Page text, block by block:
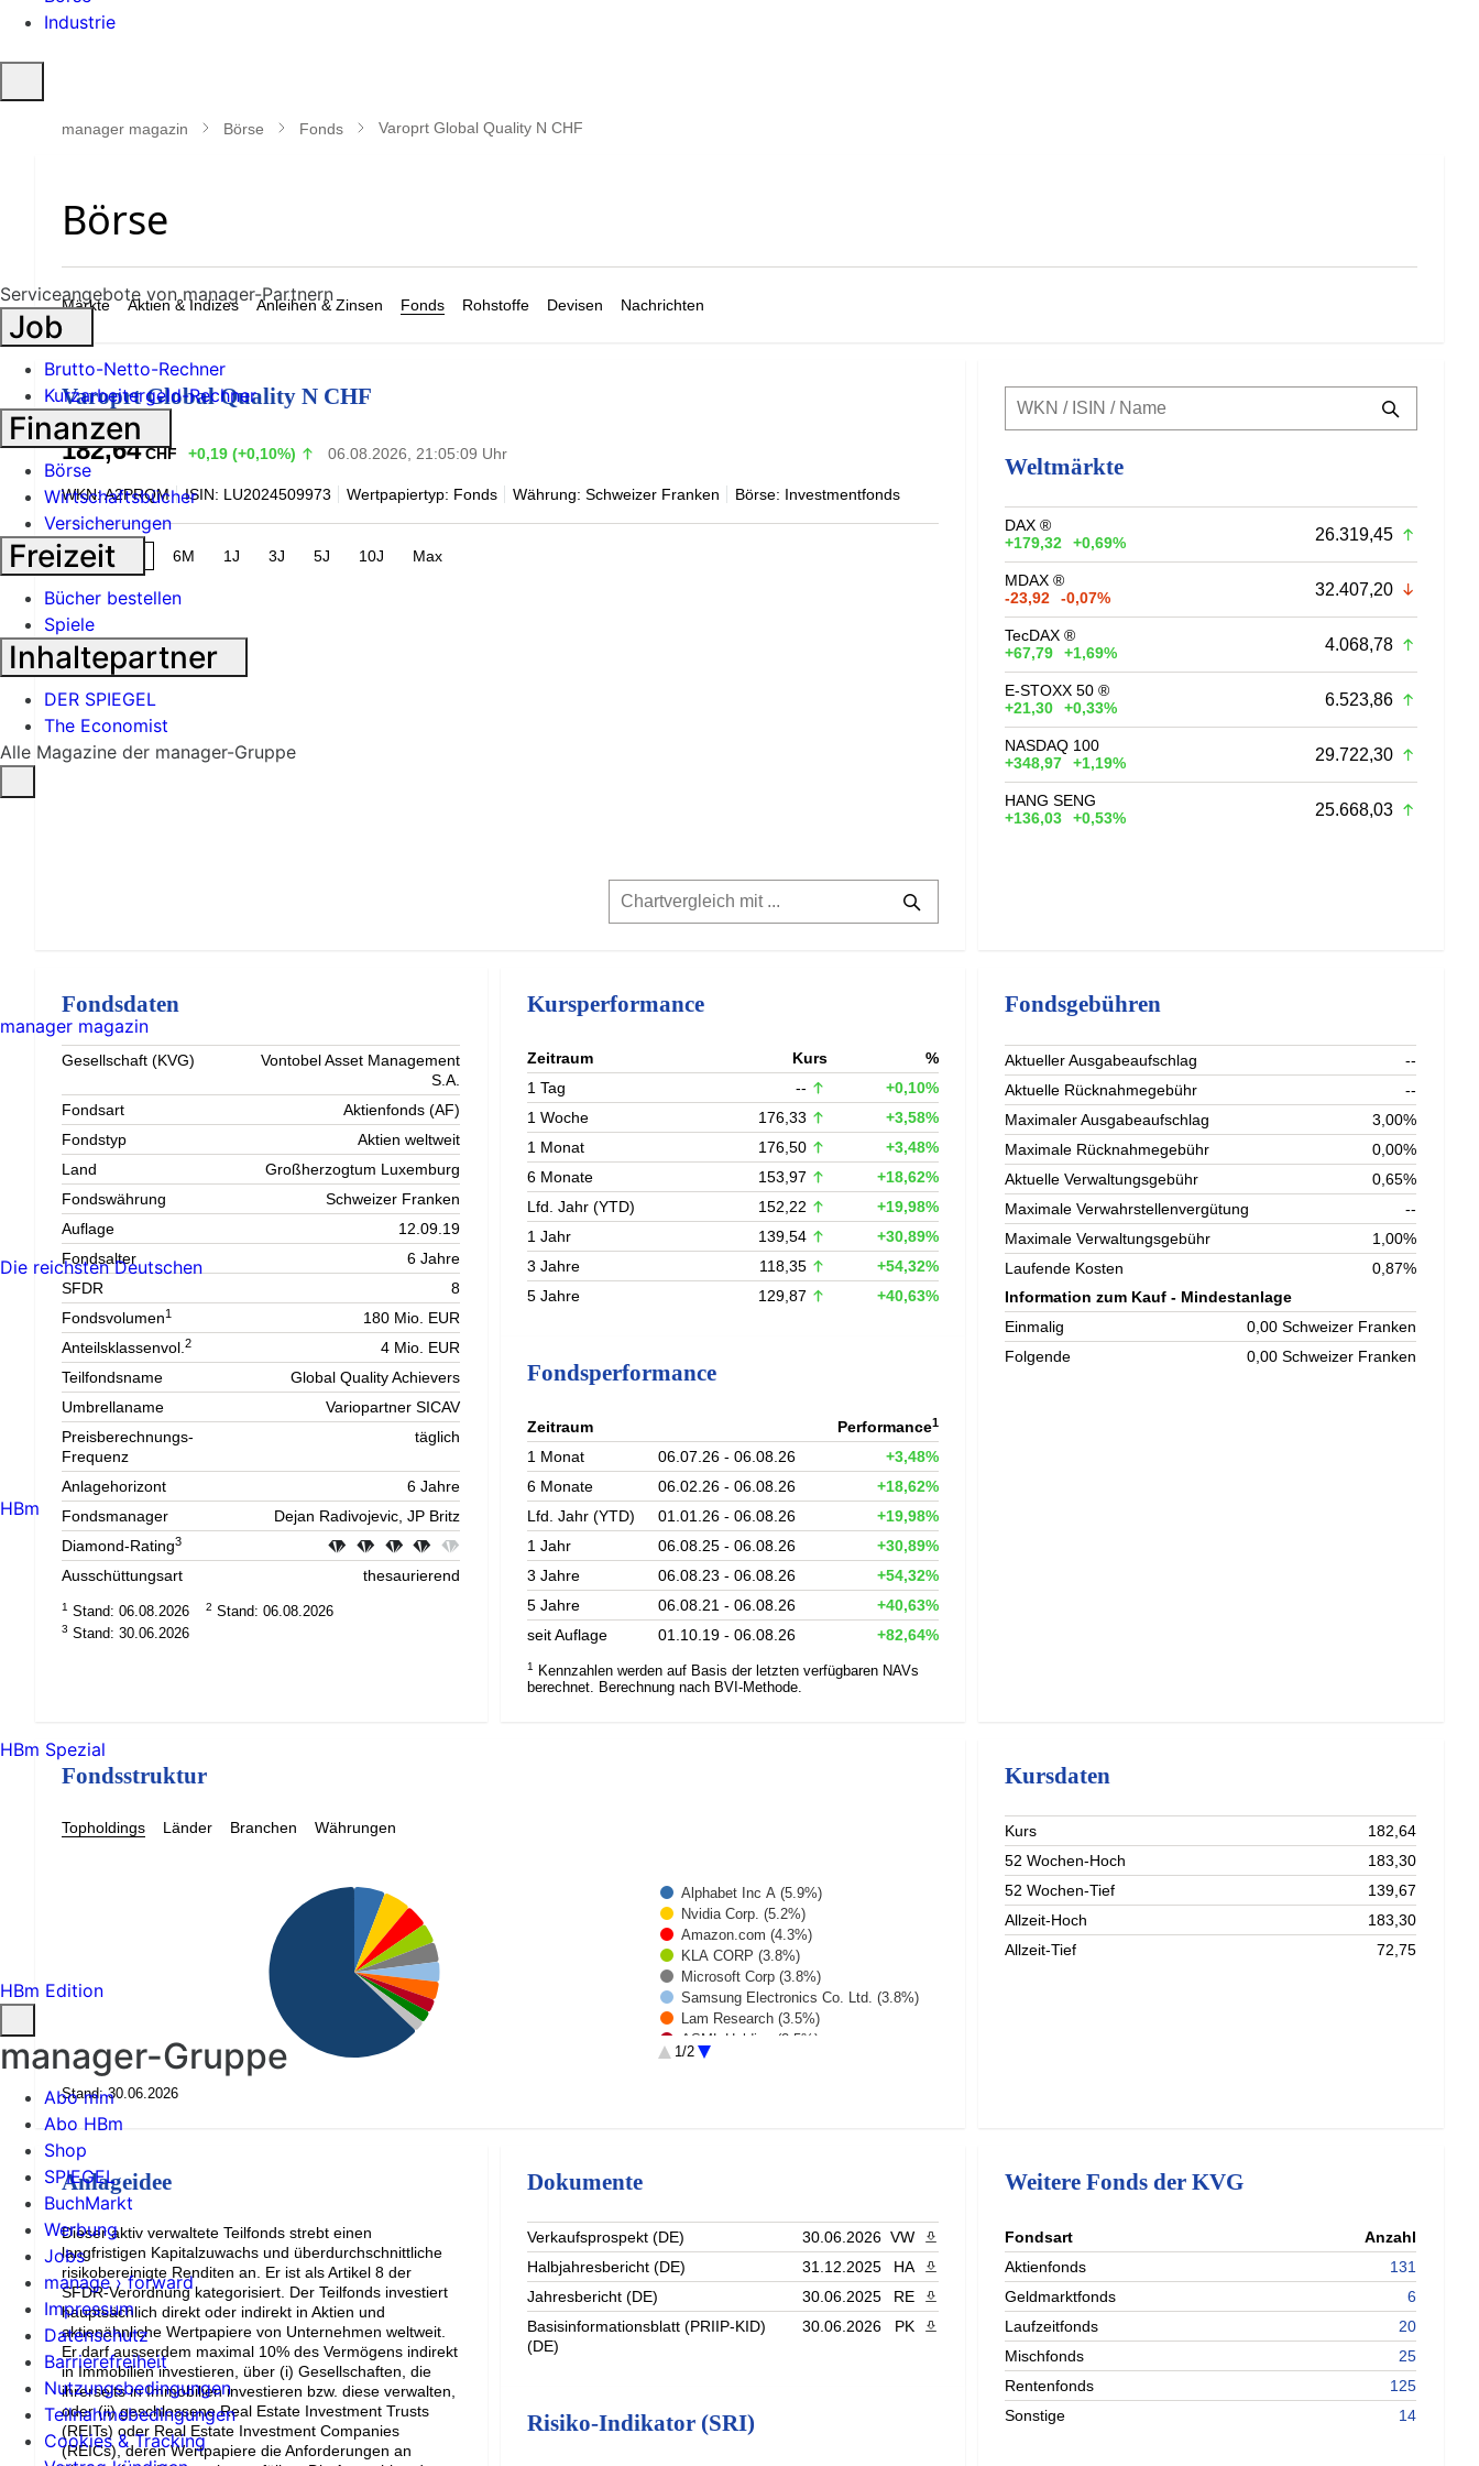
Industrie
öffnen
manager magazin Börse Fonds Varoprt Global Quality N CHF
Märkte Aktien & Indizes Anleihen & Zinsen Fonds Rohstoffe Devisen Nachrichten
Varoprt Global Quality N CHF
182,64 CHF +0,19 (+0,10%) 06.08.2026, 21:05:09 Uhr
WKN: A2PRQM ISIN: LU2024509973 Wertpapiertyp: Fonds Währung: Schweizer Franken Börse: Investmentfonds
1M 6M 1J 3J 5J 10J Max
Weltmärkte
DAX ®
+179,32
+0,69% 26.319,45
MDAX ®
-23,92
-0,07% 32.407,20
TecDAX ®
+67,79
+1,69% 4.068,78
E-STOXX 50 ®
+21,30
+0,33% 6.523,86
NASDAQ 100
+348,97
+1,19% 29.722,30
HANG SENG
+136,03
+0,53% 25.668,03
Fondsdaten
Gesellschaft (KVG)
Vontobel Asset Management
S.A.
Fondsart
Aktienfonds (AF)
Fondstyp
Aktien weltweit
Land
Großherzogtum Luxemburg
Fondswährung
Schweizer Franken
Auflage
12.09.19
Fondsalter
6 Jahre
SFDR
8
Fondsvolumen1
180 Mio. EUR
Anteilsklassenvol.2
4 Mio. EUR
Teilfondsname
Global Quality Achievers
Umbrellaname
Variopartner SICAV
Preisberechnungs-
Frequenz
täglich
Anlagehorizont
6 Jahre
Fondsmanager
Dejan Radivojevic, JP Britz
Diamond-Rating3
Ausschüttungsart thesaurierend
1 Stand: 06.08.2026 2 Stand: 06.08.2026
3 Stand: 30.06.2026
Kursperformance
Zeitraum Kurs
%
1 Tag
--
+0,10%
1 Woche
176,33
+3,58%
1 Monat
176,50
+3,48%
6 Monate
153,97
+18,62%
Lfd. Jahr (YTD)
152,22
+19,98%
1 Jahr
139,54
+30,89%
3 Jahre
118,35
+54,32%
5 Jahre
129,87 +40,63%
Fondsperformance
Zeitraum Performance1
1 Monat 06.07.26 - 06.08.26
+3,48%
6 Monate
06.02.26 - 06.08.26
+18,62%
Lfd. Jahr (YTD)
01.01.26 - 06.08.26
+19,98%
1 Jahr
06.08.25 - 06.08.26
+30,89%
3 Jahre
06.08.23 - 06.08.26
+54,32%
5 Jahre
06.08.21 - 06.08.26
+40,63%
seit Auflage
01.10.19 - 06.08.26 +82,64%
1
Kennzahlen werden auf Basis der letzten verfügbaren NAVs
berechnet. Berechnung nach BVI-Methode.
Fondsgebühren
Aktueller Ausgabeaufschlag
--
Aktuelle Rücknahmegebühr
--
Maximaler Ausgabeaufschlag
3,00%
Maximale Rücknahmegebühr
0,00%
Aktuelle Verwaltungsgebühr
0,65%
Maximale Verwahrstellenvergütung
--
Maximale Verwaltungsgebühr
1,00%
Laufende Kosten
0,87%
Information zum Kauf - Mindestanlage
Einmalig
0,00 Schweizer Franken
Folgende
0,00 Schweizer Franken
Fondsstruktur
Topholdings Länder Branchen Währungen
Alphabet Inc A (5.9%)
Nvidia Corp. (5.2%)
Amazon.com (4.3%)
KLA CORP (3.8%)
Microsoft Corp (3.8%)
Samsung Electronics Co. Ltd. (3.8%)
Lam Research (3.5%)
ASML Holding (2.5%)
Roche Holding (2.2%)
1/2
Stand: 30.06.2026
Kursdaten
Kurs
182,64
52 Wochen-Hoch
183,30
52 Wochen-Tief
139,67
Allzeit-Hoch
183,30
Allzeit-Tief
72,75
Anlageidee
Dieser aktiv verwaltete Teilfonds strebt einen
langfristigen Kapitalzuwachs und überdurchschnittliche
risikobereinigte Renditen an. Er ist als Artikel 8 der
SFDR-Verordnung kategorisiert. Der Teilfonds investiert
hauptsächlich direkt oder indirekt in Aktien und
aktienähnliche Wertpapiere von Unternehmen weltweit.
Er darf ausserdem maximal 10% des Vermögens indirekt
in Immobilien investieren, über (i) Gesellschaften, die
ihrerseits in Immobilien investieren bzw. diese verwalten,
oder (ii) geschlossene Real Estate Investment Trusts
(REITs) oder Real Estate Investment Companies
(REICs), deren Wertpapiere die Anforderungen an
Dokumente
Verkaufsprospekt (DE) 30.06.2026 VW
PDF herunterladen
Halbjahresbericht (DE)
31.12.2025 HA
PDF herunterladen
Jahresbericht (DE)
30.06.2025 RE
PDF herunterladen
Basisinformationsblatt (PRIIP-KID)
(DE)
30.06.2026 PK PDF herunterladen
Risiko-Indikator (SRI)
Weitere Fonds der KVG
Fondsart
Anzahl
Aktienfonds
131
Geldmarktfonds
6
Laufzeitfonds
20
Mischfonds
25
Rentenfonds
125
Sonstige
14
Serviceangebote von manager-Partnern
Job
Brutto-Netto-Rechner
Kurzarbeitergeld-Rechner
Finanzen
Börse
Wirtschaftsbücher
Versicherungen
Freizeit
Bücher bestellen
Spiele
Inhaltepartner
DER SPIEGEL
The Economist
Alle Magazine der manager-Gruppe
manager magazin
Die reichsten Deutschen
HBm
HBm Spezial
HBm Edition
manager-Gruppe
Abo mm
Abo HBm
Shop
SPIEGEL
BuchMarkt
Werbung
Jobs
manage › forward
Impressum
Datenschutz
Barrierefreiheit
Nutzungsbedingungen
Teilnahmebedingungen
Cookies & Tracking